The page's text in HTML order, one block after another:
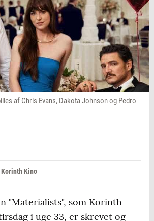
af Chris Evans, Dakota Johnson og Pedro
Korinth Kino
"Materialists", som Korinth
i uge 33, er skrevet og